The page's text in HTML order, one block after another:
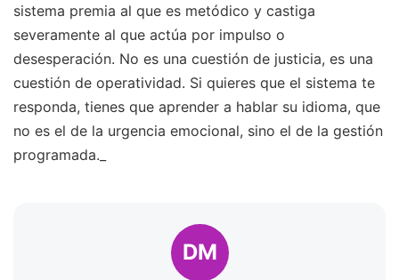
sistema premia al que es metódico y castiga
severamente al que actúa por impulso o
desesperación. No es una cuestión de justicia, es una
cuestión de operatividad. Si quieres que el sistema te
responda, tienes que aprender a hablar su idioma, que
no es el de la urgencia emocional, sino el de la gestión
programada._
DM